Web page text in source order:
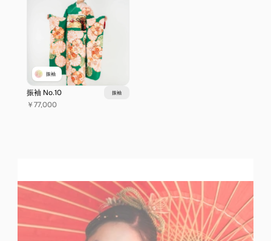
振袖
振袖 No.10 振袖
￥77,000